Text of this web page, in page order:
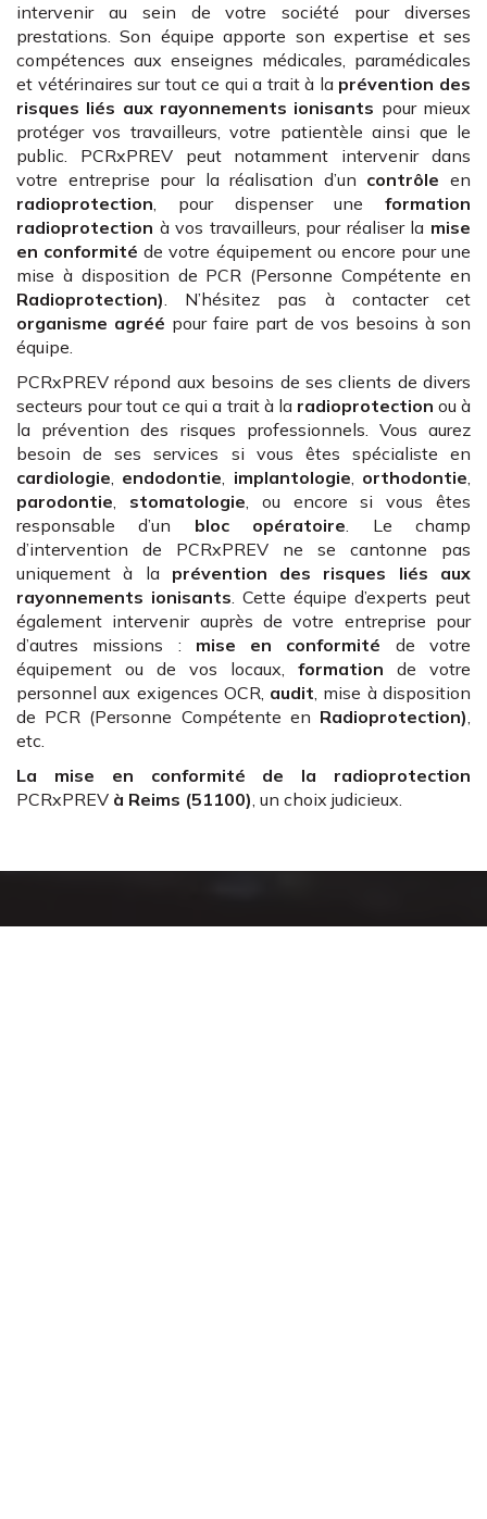
intervenir au sein de votre société pour diverses
prestations. Son équipe apporte son expertise et ses
compétences aux enseignes médicales, paramédicales
et vétérinaires sur tout ce qui a trait à la prévention des
risques liés aux rayonnements ionisants pour mieux
protéger vos travailleurs, votre patientèle ainsi que le
public. PCRxPREV peut notamment intervenir dans
votre entreprise pour la réalisation d’un contrôle en
radioprotection, pour dispenser une formation
radioprotection à vos travailleurs, pour réaliser la mise
en conformité de votre équipement ou encore pour une
mise à disposition de PCR (Personne Compétente en
Radioprotection). N’hésitez pas à contacter cet
organisme agréé pour faire part de vos besoins à son
équipe.
PCRxPREV répond aux besoins de ses clients de divers
secteurs pour tout ce qui a trait à la radioprotection ou à
la prévention des risques professionnels. Vous aurez
besoin de ses services si vous êtes spécialiste en
cardiologie, endodontie, implantologie, orthodontie,
parodontie, stomatologie, ou encore si vous êtes
responsable d’un bloc opératoire. Le champ
d’intervention de PCRxPREV ne se cantonne pas
uniquement à la prévention des risques liés aux
rayonnements ionisants. Cette équipe d’experts peut
également intervenir auprès de votre entreprise pour
d’autres missions : mise en conformité de votre
équipement ou de vos locaux, formation de votre
personnel aux exigences OCR, audit, mise à disposition
de PCR (Personne Compétente en Radioprotection),
etc.
La mise en conformité de la radioprotection
PCRxPREV à Reims (51100), un choix judicieux.